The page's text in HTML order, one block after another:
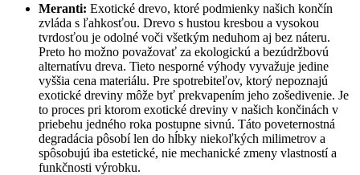
Meranti: Exotické drevo, ktoré podmienky našich končín
zvláda s ľahkosťou. Drevo s hustou kresbou a vysokou
tvrdosťou je odolné voči všetkým neduhom aj bez náteru.
Preto ho možno považovať za ekologickú a bezúdržbovú
alternatívu dreva. Tieto nesporné výhody vyvažuje jedine
vyššia cena materiálu. Pre spotrebiteľov, ktorý nepoznajú
exotické dreviny môže byť prekvapením jeho zošedivenie. Je
to proces pri ktorom exotické dreviny v našich končinách v
priebehu jedného roka postupne sivnú. Táto poveternostná
degradácia pôsobí len do hĺbky niekoľkých milimetrov a
spôsobujú iba estetické, nie mechanické zmeny vlastností a
funkčnosti výrobku.